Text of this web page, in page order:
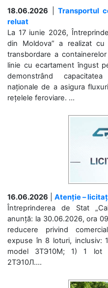
18.06.2026
Transportul
reluat
La 17 iunie 2026,
din Moldova” a realizat
transbordare a
linie cu ecartament îngust
demonstrând
naționale de a asigura
rețelele feroviare. ...
16.06.2026
Atenție –
Întreprinderea de Stat
anunță: la 30.06.2026, ora
reducere privind
expuse în 8 loturi, inclusiv:
model 3ТЭ10М; 1) 1 lot
2ТЭ10Л....